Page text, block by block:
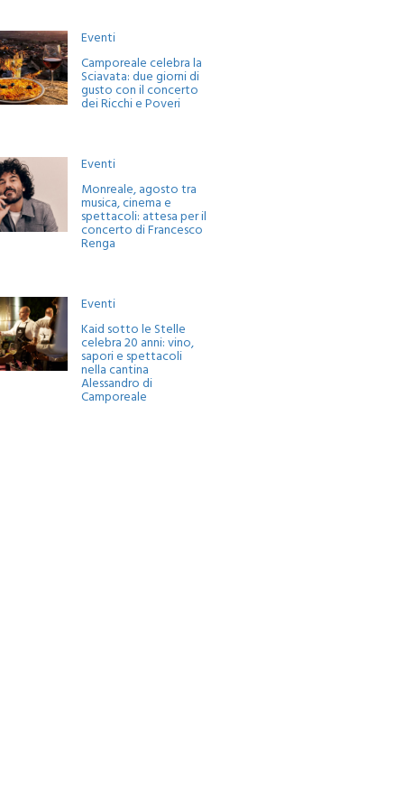
Eventi
Camporeale celebra la
Sciavata: due giorni di
gusto con il concerto
dei Ricchi e Poveri
Eventi
Monreale, agosto tra
musica, cinema e
spettacoli: attesa per il
concerto di Francesco
Renga
Eventi
Kaid sotto le Stelle
celebra 20 anni: vino,
sapori e spettacoli
nella cantina
Alessandro di
Camporeale